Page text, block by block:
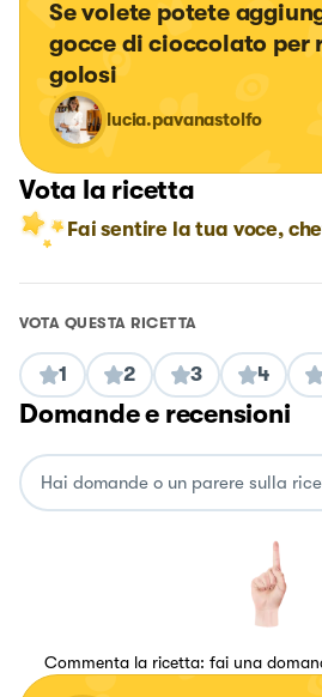
Se volete potete
gocce di cioccolato per
golosi
lucia.pavanastolfo
Vota la ricetta
Fai sentire la tua voce,
VOTA QUESTA RICETTA
1 2 3 4
Domande e recensioni
Commenta la ricetta: fai una